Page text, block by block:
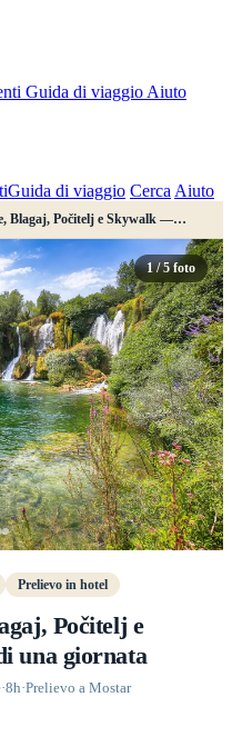
Guida di viaggio Aiuto
Guida di viaggio Cerca Aiuto
Da Mostar: Kravice, Blagaj, Počitelj e Skywalk — escursione di una giornata
1/ 5 foto
Prelievo in hotel
Počitelj e
una giornata
·8h·Prelievo a Mostar